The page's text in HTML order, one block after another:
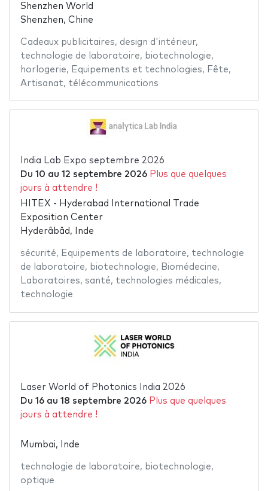
Shenzhen World
Shenzhen, Chine
Cadeaux publicitaires, design d'intérieur,
technologie de laboratoire, biotechnologie,
horlogerie, Equipements et technologies, Fête,
Artisanat, télécommunications
India Lab Expo septembre 2026
Du 10 au 12 septembre 2026 Plus que quelques
jours à attendre !
HITEX - Hyderabad International Trade
Exposition Center
Hyderâbâd, Inde
sécurité, Equipements de laboratoire, technologie
de laboratoire, biotechnologie, Biomédecine,
Laboratoires, santé, technologies médicales,
technologie
Laser World of Photonics India 2026
Du 16au 18 septembre 2026 Plus que quelques
jours à attendre !
Mumbai, Inde
technologie de laboratoire, biotechnologie,
optique